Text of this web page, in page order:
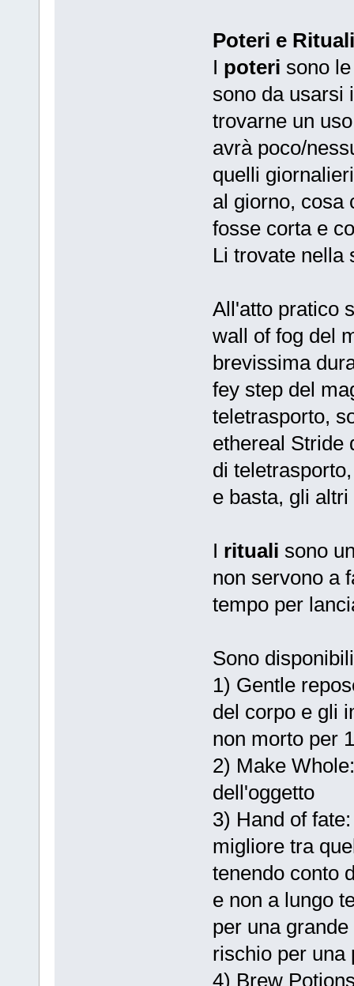
Poteri e Rituali
I poteri sono
sono da usarsi
trovarne un
avrà poco/
quelli
al giorno, cosa
fosse corta e
Li trovate nella
All'atto pratico
wall of fog del
brevissima
fey step del
teletrasporto,
ethereal Stride
di
e basta, gli
I rituali sono
non servono a
tempo per
Sono
1) Gentle
del corpo e gli
non morto per
2) Make
dell'oggetto
3) Hand of
migliore tra
tenendo conto
e non a lungo
per una
rischio per una
4) Brew